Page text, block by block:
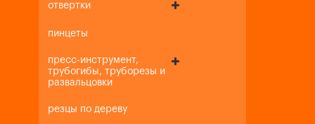
отвертки
пинцеты
пресс-инструмент,
трубогибы, труборезы и
развальцовки
резцы по дереву